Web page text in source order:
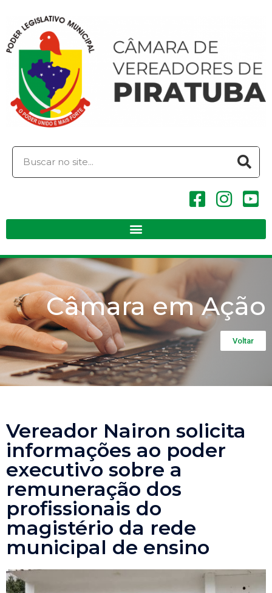
Câmara em Ação
Voltar
Vereador Nairon solicita
informações ao poder
executivo sobre a
remuneração dos
profissionais do
magistério da rede
municipal de ensino